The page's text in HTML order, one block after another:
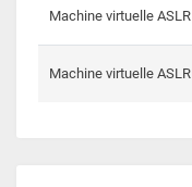
Machine virtuelle
Machine virtuelle